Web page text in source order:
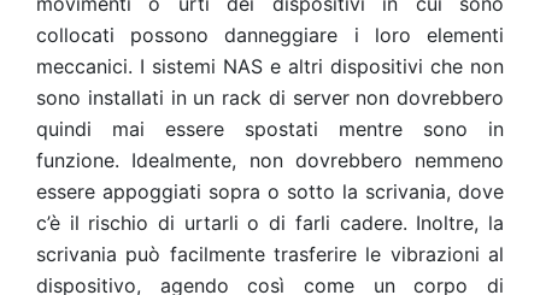
collocati possono danneggiare i loro elementi
meccanici. I sistemi NAS e altri dispositivi che non
sono installati in un rack di server non dovrebbero
quindi mai essere spostati mentre sono in
funzione. Idealmente, non dovrebbero nemmeno
essere appoggiati sopra o sotto la scrivania, dove
c’è il rischio di urtarli o di farli cadere. Inoltre, la
scrivania può facilmente trasferire le vibrazioni al
dispositivo, agendo così come un corpo di